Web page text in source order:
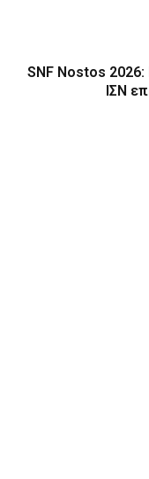
SNF Nostos 2026:
ΙΣΝ